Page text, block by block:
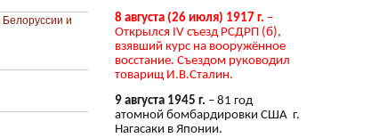
и
8 августа (26 июля) 1917 г. –
Открылся IV съезд РСДРП (б),
взявший курс на вооружённое
восстание. Съездом руководил
товарищ И.В.Сталин.
9 августа 1945 г. – 81 год
атомной бомбардировки США г.
Нагасаки в Японии.